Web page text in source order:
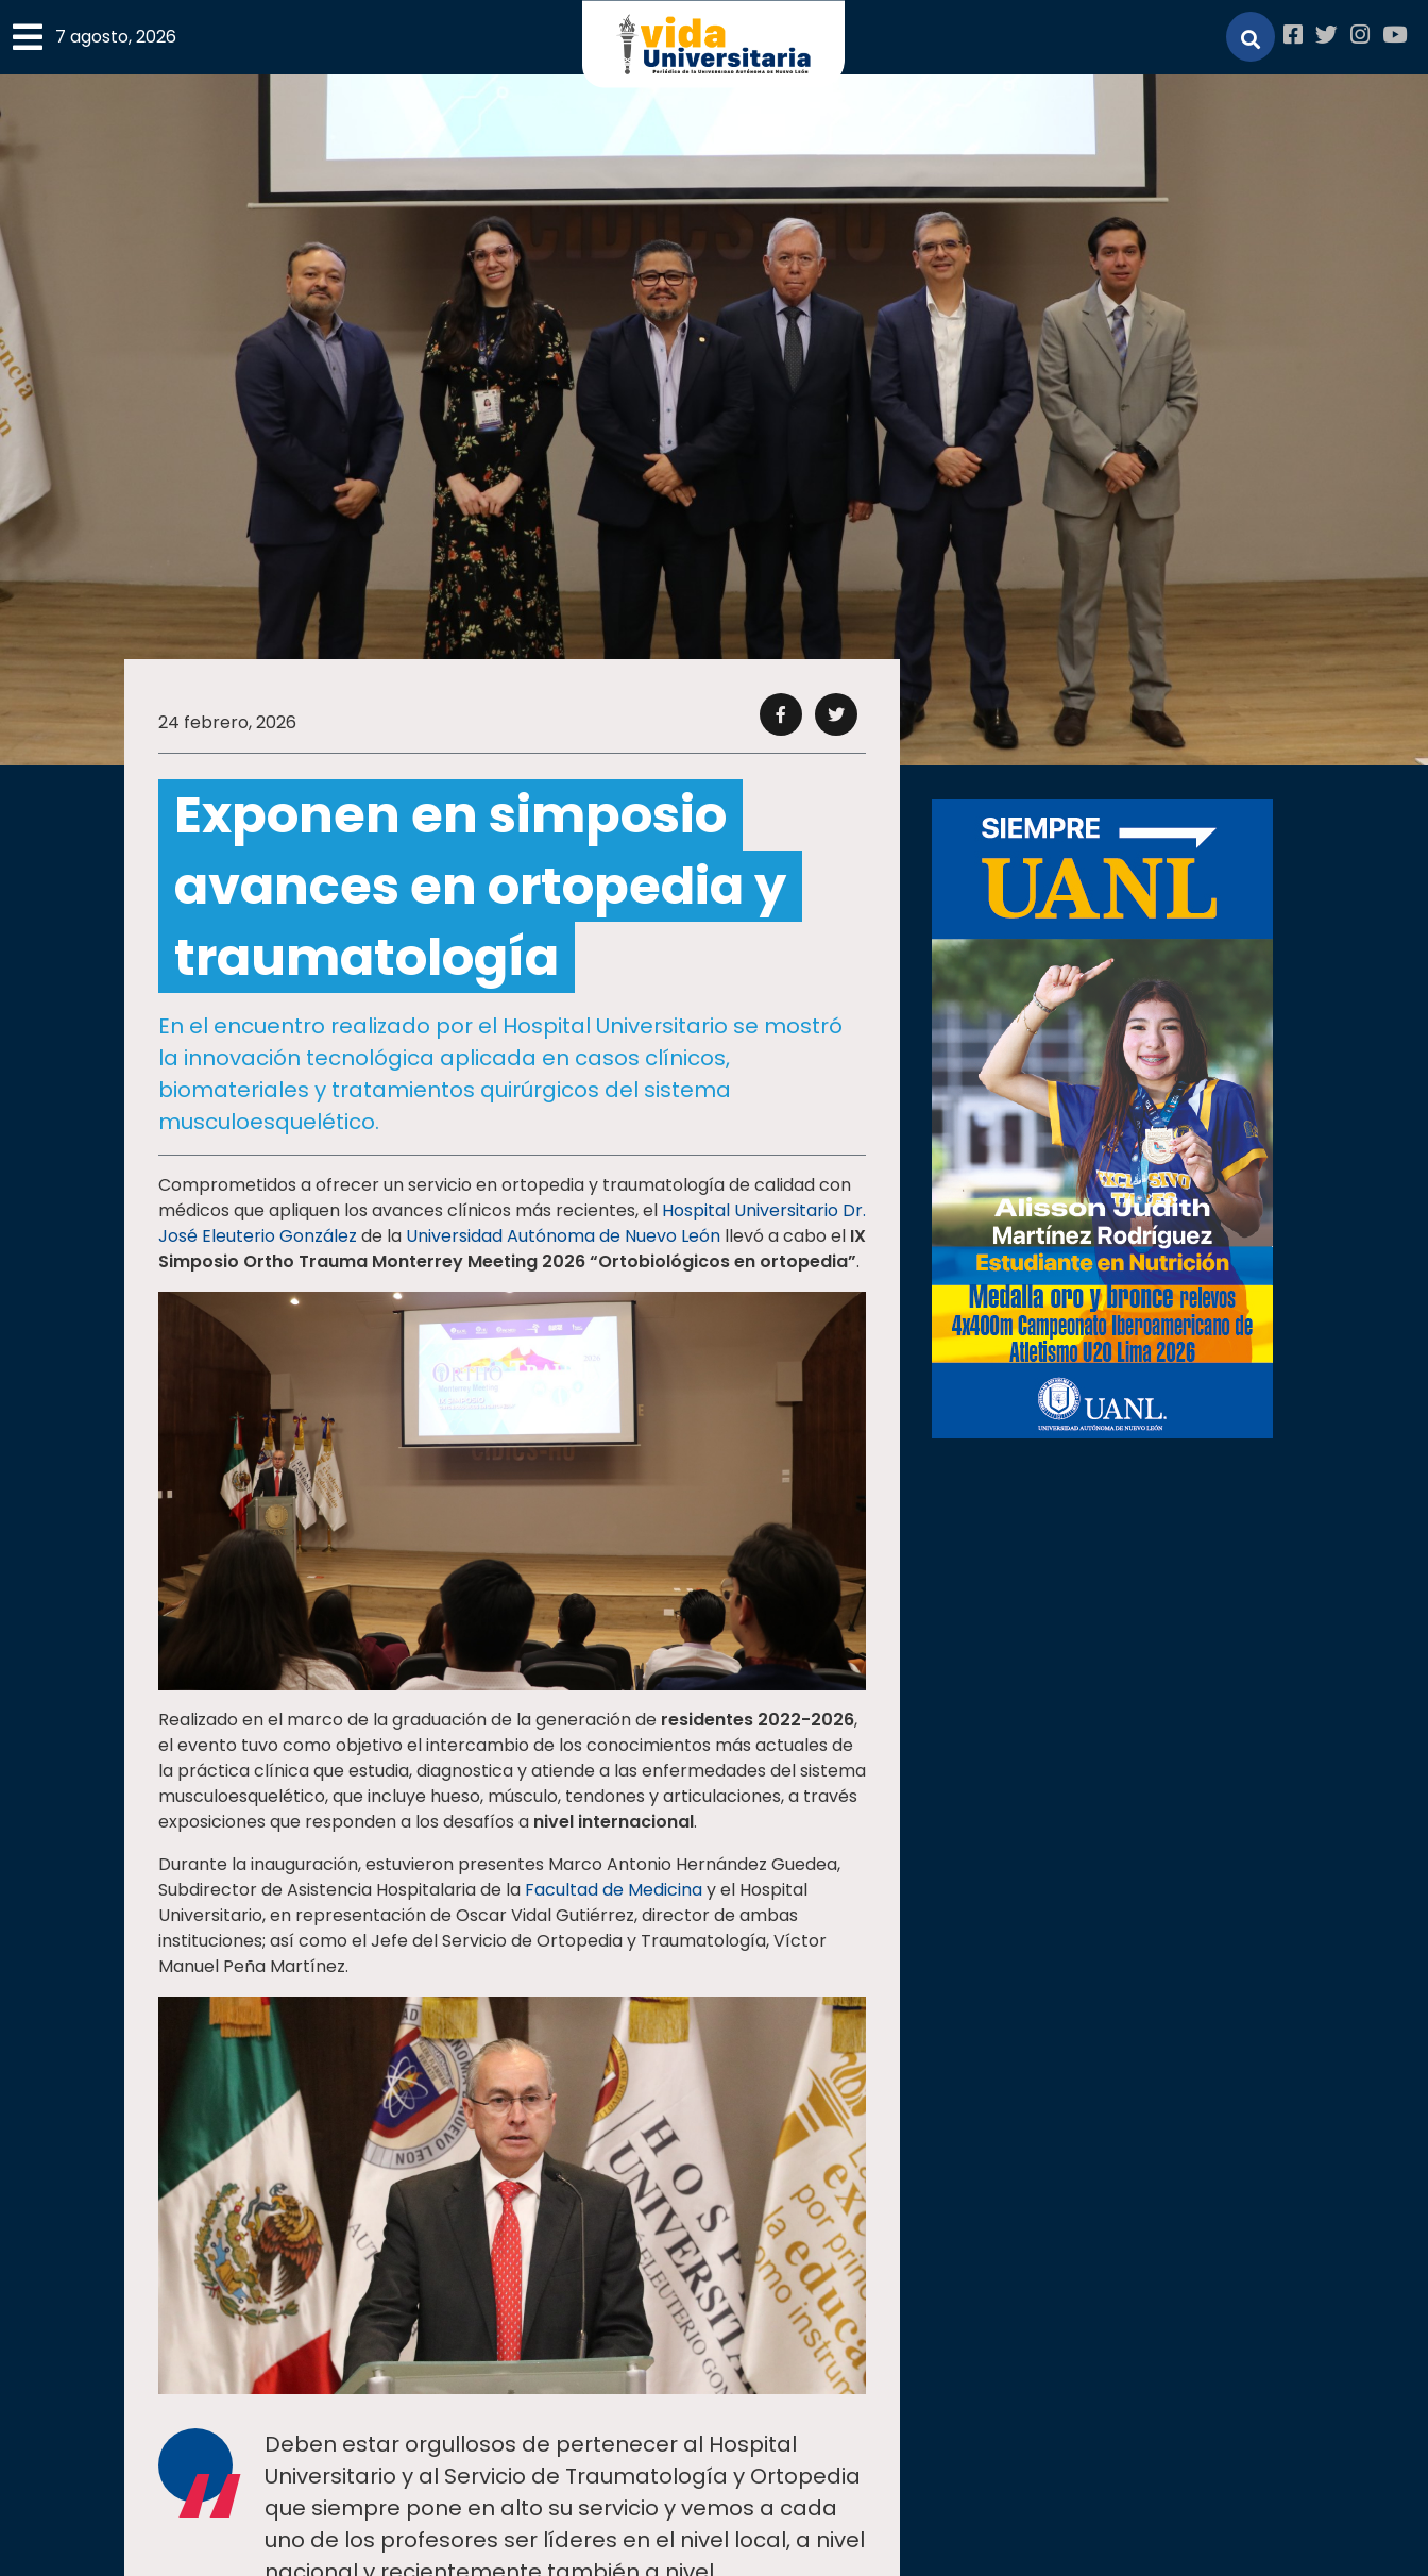
×
CULTURA
DEPORTES
I+D+I
SUSTENTABILIDAD
TEMAS
educativa
Internacionalización
7 agosto, 2026
24 febrero, 2026
Exponen en simposio
avances en ortopedia y
traumatología
En el encuentro realizado por el Hospital Universitario se mostró
la innovación tecnológica aplicada en casos clínicos,
biomateriales y tratamientos quirúrgicos del sistema
musculoesquelético.
Comprometidos a ofrecer un servicio en ortopedia y traumatología de calidad con
médicos que apliquen los avances clínicos más recientes, el Hospital Universitario Dr.
José Eleuterio González de la Universidad Autónoma de Nuevo León llevó a cabo el IX
Simposio Ortho Trauma Monterrey Meeting 2026 “Ortobiológicos en ortopedia”.
Realizado en el marco de la graduación de la generación de residentes 2022-2026,
el evento tuvo como objetivo el intercambio de los conocimientos más actuales de
la práctica clínica que estudia, diagnostica y atiende a las enfermedades del sistema
musculoesquelético, que incluye hueso, músculo, tendones y articulaciones, a través
exposiciones que responden a los desafíos a nivel internacional.
Durante la inauguración, estuvieron presentes Marco Antonio Hernández Guedea,
Subdirector de Asistencia Hospitalaria de la Facultad de Medicinay el Hospital
Universitario, en representación de Oscar Vidal Gutiérrez, director de ambas
instituciones; así como el Jefe del Servicio de Ortopedia y Traumatología, Víctor
Manuel Peña Martínez.
Deben estar orgullosos de pertenecer al Hospital
Universitario y al Servicio de Traumatología y Ortopedia
que siempre pone en alto su servicio y vemos a cada
uno de los profesores ser líderes en el nivel local, a nivel